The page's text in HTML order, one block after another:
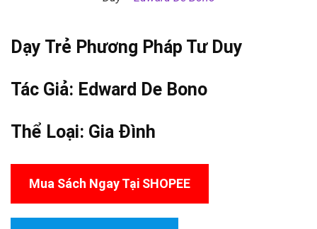
Dạy Trẻ Phương Pháp Tư Duy
Tác Giả: Edward De Bono
Thể Loại: Gia Đình
Mua Sách Ngay Tại SHOPEE